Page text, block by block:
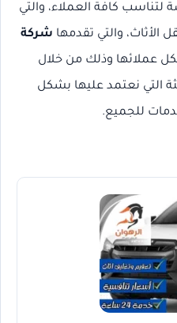
كافة العملاء، والتي
والتي تقدمها شركة
عملائها وذلك من خلال
التي نعتمد عليها بشكل
للجميع.